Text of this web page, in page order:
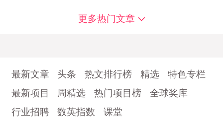
更多热门文章
最新文章 头条 热文排行榜 精选
特色专栏
最新项目
周精选 热门项目榜
全球奖库
行业招聘
数英指数 课堂